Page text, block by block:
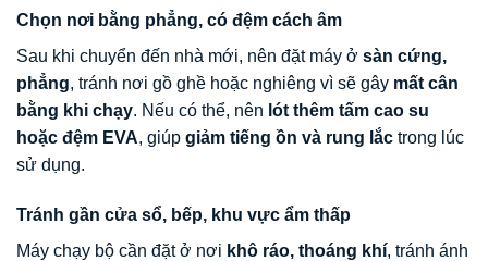
Chọn nơi bằng phẳng, có đệm cách âm
Sau khi chuyển đến nhà mới, nên đặt máy ở sàn cứng,
phẳng, tránh nơi gồ ghề hoặc nghiêng vì sẽ gây mất cân
bằng khi chạy. Nếu có thể, nên lót thêm tấm cao su
hoặc đệm EVA, giúp giảm tiếng ồn và rung lắc trong lúc
sử dụng.
Tránh gần cửa sổ, bếp, khu vực ẩm thấp
Máy chạy bộ cần đặt ở nơi khô ráo, thoáng khí, tránh ánh